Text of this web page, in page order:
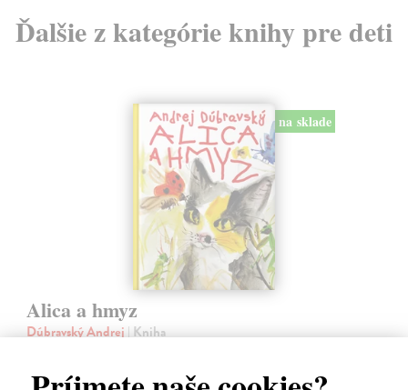
Ďalšie z kategórie knihy pre deti
na sklade
Alica a hmyz
Dúbravský Andrej| Kniha